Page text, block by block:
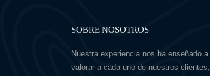
SOBRE NOSOTROS
Nuestra experiencia nos ha enseñado a
valorar a cada uno de nuestros clientes,